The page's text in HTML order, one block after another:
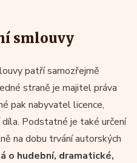
smlouvy
patří samozřejmě
straně je majitel práva
pak nabyvatel licence,
Podstatné je také určení
na dobu trvání autorských
o hudební, dramatické,